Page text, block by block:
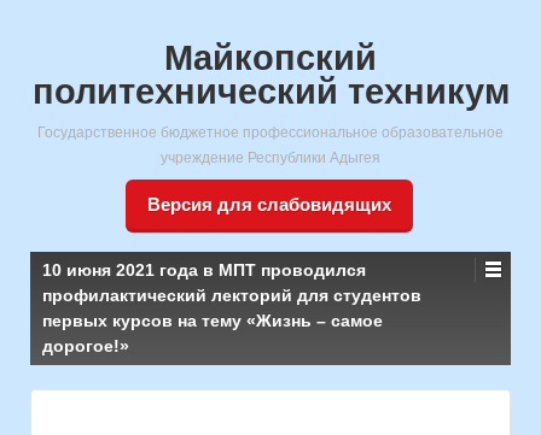
Майкопский
политехнический техникум
Государственное бюджетное профессиональное образовательное
учреждение Республики Адыгея
Версия для слабовидящих
10 июня 2021 года в МПТ проводился
профилактический лекторий для студентов
первых курсов на тему «Жизнь – самое
дорогое!»